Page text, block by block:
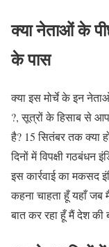
क्या नेताओं के
के पास
क्या इस मोर्चे के इन
?, सूत्रों के हिसाब से
है? 15 सितंबर तक क्या
दिनों में विपक्षी गठबंधन
इस कार्रवाई का मकसद
कहना चाहता हूँ यहाँ जब
बात कर रहा हूँ मैं देश